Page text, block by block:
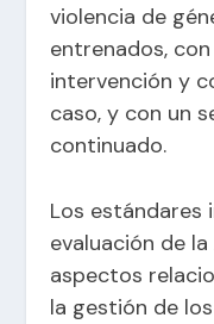
violencia de
entrenados,
intervención y
caso, y con un
continuado.
Los estándares
evaluación de
aspectos
la gestión de